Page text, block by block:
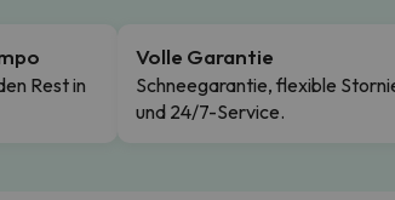
Rest in
Volle Garantie
Schneegarantie, flexible
und 24/7-Service.